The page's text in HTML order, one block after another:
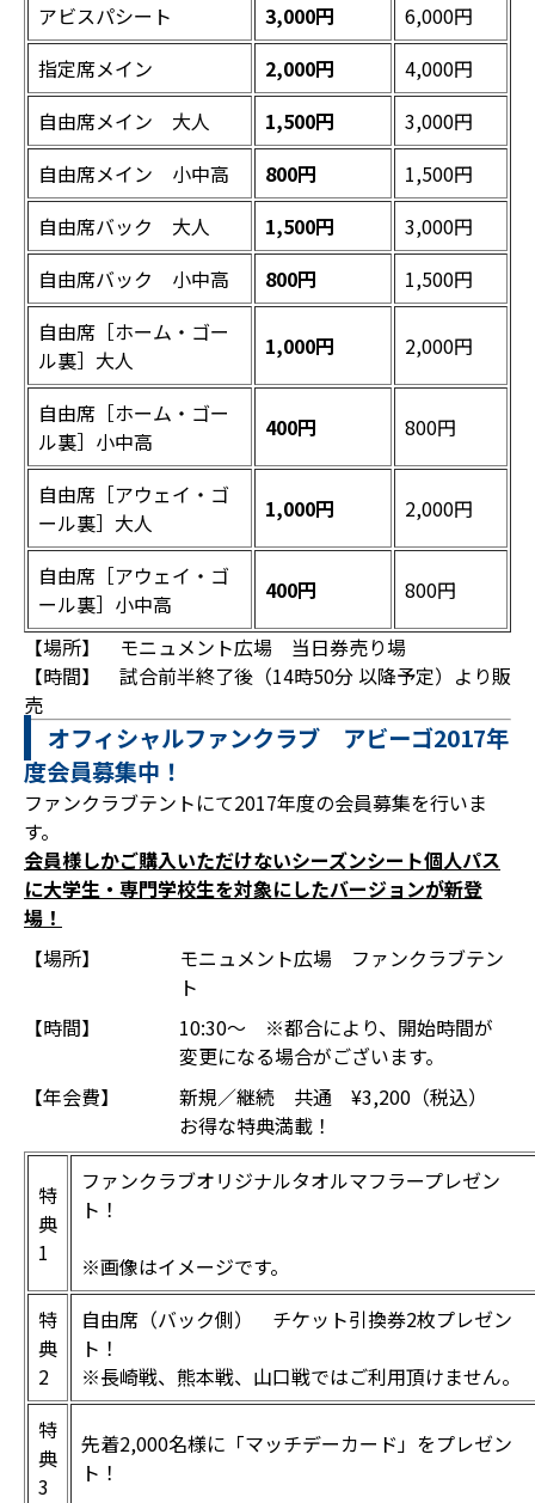
アビスパシート
3,000円
6,000円
指定席メイン
2,000円
4,000円
自由席メイン 大人
1,500円
3,000円
自由席メイン 小中高
800円
1,500円
自由席バック 大人
1,500円
3,000円
自由席バック 小中高
800円
1,500円
自由席［ホーム・ゴー
ル裏］大人
1,000円 2,000円
自由席［ホーム・ゴー
ル裏］小中高
400円 800円
自由席［アウェイ・ゴ
ール裏］大人
1,000円 2,000円
自由席［アウェイ・ゴ
ール裏］小中高
400円
800円
【場所】 モニュメント広場 当日券売り場
【時間】 試合前半終了後（14時50分 以降予定）より販
売
オフィシャルファンクラブ アビーゴ2017年
度会員募集中！
ファンクラブテントにて2017年度の会員募集を行いま
す。
会員様しかご購入いただけないシーズンシート個人パス
に大学生・専門学校生を対象にしたバージョンが新登
場！
【場所】
モニュメント広場 ファンクラブテン
ト
【時間】
10:30～ ※都合により、開始時間が
変更になる場合がございます。
【年会費】
新規／継続 共通 ¥3,200（税込）
お得な特典満載！
特
典
1
ファンクラブオリジナルタオルマフラープレゼン
ト！
※画像はイメージです。
特
典
2
自由席（バック側） チケット引換券2枚プレゼン
ト！
※長崎戦、熊本戦、山口戦ではご利用頂けません。
特
典
3
先着2,000名様に「マッチデーカード」をプレゼン
ト！